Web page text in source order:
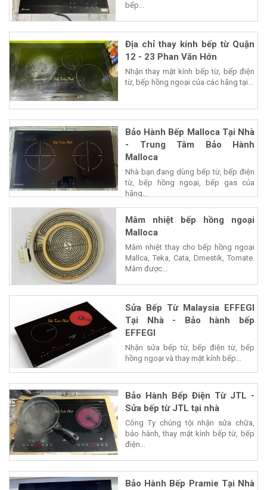
bếp...
Địa chỉ thay kính bếp từ Quận
12 - 23 Phan Văn Hớn
Nhận thay mặt kính bếp từ, bếp điện
từ, bếp hồng ngoại của các hãng tại...
Bảo Hành Bếp Malloca Tại Nhà
- Trung Tâm Bảo Hành
Malloca
Nhà bạn đang dùng bếp từ, bếp điện
từ, bếp hồng ngoại, bếp gas của
hãng...
Mâm nhiệt bếp hồng ngoại
Malloca
Mâm nhiệt thay cho bếp hồng ngoại
Mallca, Teka, Cata, Dmestik, Tomate.
Mâm được...
Sửa Bếp Từ Malaysia EFFEGI
Tại Nhà - Bảo hành bếp
EFFEGI
Nhận sửa bếp từ, bếp điện từ, bếp
hồng ngoại và thay mặt kính bếp...
Bảo Hành Bếp Điện Từ JTL -
Sửa bếp từ JTL tại nhà
Công Ty chúng tội nhận sửa chữa,
bảo hành, thay mặt kính bếp từ, bếp
điện...
Bảo Hành Bếp Pramie Tại Nhà